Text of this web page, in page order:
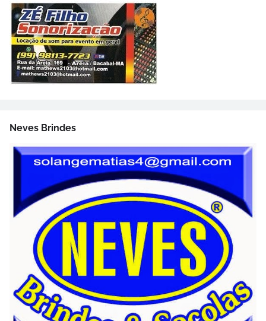
Neves Brindes